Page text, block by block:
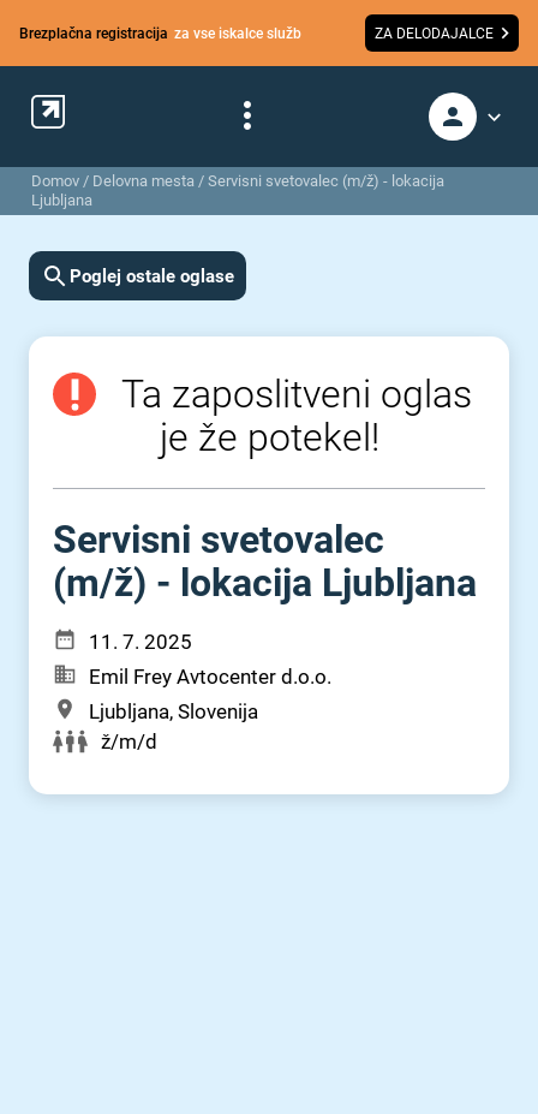
Brezplačna registracija za vse iskalce služb ZA DELODAJALCE
Domov / Delovna mesta / Servisni svetovalec (m/ž) - lokacija
Ljubljana
Poglej ostale oglase
Ta zaposlitveni oglas
je že potekel!
Servisni svetovalec
(m⁠/⁠ž) - lokacija Ljubljana
11. 7. 2025
Emil Frey Avtocenter d.o.o.
Ljubljana, Slovenija
ž/m/d